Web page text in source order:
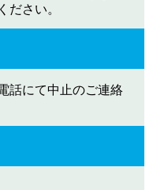
さい。
話にて中止のご連絡